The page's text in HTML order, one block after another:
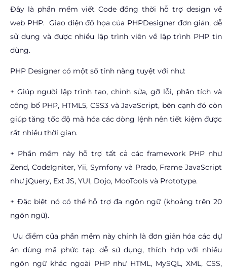
Đây là phần mềm viết Code đồng thời hỗ trợ design về
web PHP. Giao diện đồ họa của PHPDesigner đơn giản, dễ
sử dụng và được nhiều lập trình viên về lập trình PHP tin
dùng.
PHP Designer có một số tính năng tuyệt với như:
+ Giúp người lập trình tạo, chỉnh sửa, gỡ lỗi, phân tích và
công bố PHP, HTML5, CSS3 và JavaScript, bên cạnh đó còn
giúp tăng tốc độ mã hóa các dòng lệnh nên tiết kiệm được
rất nhiều thời gian.
+ Phần mềm này hỗ trợ tất cả các framework PHP như
Zend, CodeIgniter, Yii, Symfony và Prado, Frame JavaScript
như jQuery, Ext JS, YUI, Dojo, MooTools và Prototype.
+ Đặc biệt nó có thể hỗ trợ đa ngôn ngữ (khoảng trên 20
ngôn ngữ).
Ưu điểm của phần mềm này chính là đơn giản hóa các dự
án dùng mã phức tạp, dễ sử dụng, thích hợp với nhiều
ngôn ngữ khác ngoài PHP như HTML, MySQL, XML, CSS,